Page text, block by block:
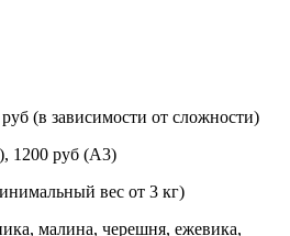
(в зависимости от сложности)
1200 руб (А3)
вес от 3 кг)
малина, черешня, ежевика,